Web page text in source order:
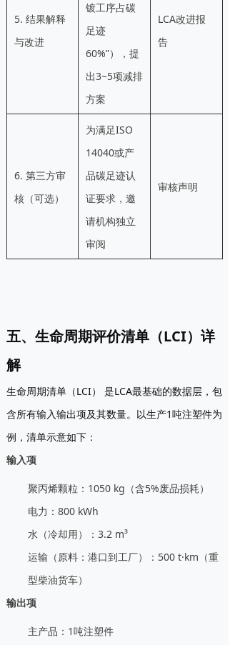
5. 结果解释
与改进
镀工序占碳
足迹
60%”），提
出3~5项减排
方案
LCA改进报
告
6. 第三方审
核（可选）
为满足ISO
14040或产
品碳足迹认
证要求，邀
请机构独立
审阅
审核声明
五、生命周期评价清单（LCI）详
解
生命周期清单（LCI）
是LCA最基础的数据层，包
含所有输入输出项及其数量。以生产1吨注塑件为
例，清单示意如下：
输入项
聚丙烯颗粒：1050 kg（含5%废品损耗）
电力：800 kWh
水（冷却用）：3.2 m³
运输（原料：港口到工厂）：500 t·km（重
型柴油货车）
输出项
主产品：1吨注塑件